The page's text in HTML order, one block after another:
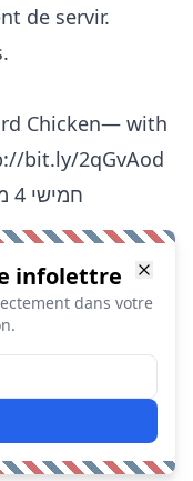
de servir.
Chicken— with
bit.ly/2qGvAod
on‎ חמישי 4 מאי 2017
infolettre
dans votre